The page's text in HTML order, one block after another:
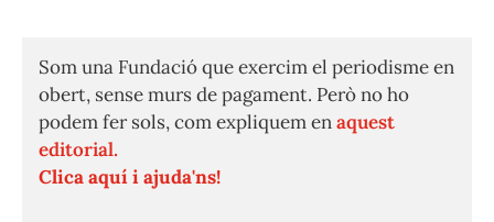
Som una Fundació que exercim el periodisme en
obert, sense murs de pagament. Però no ho
podem fer sols, com expliquem enaquest
editorial.
Clica aquí i ajuda'ns!